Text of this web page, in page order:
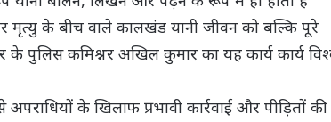
मृत्यु के बीच वाले कालखंड यानी जीवन को बल्कि पूरे
पुलिस कमिश्नर अखिल कुमार का यह कार्य कार्य
के खिलाफ प्रभावी कार्रवाई और पीड़ितों की